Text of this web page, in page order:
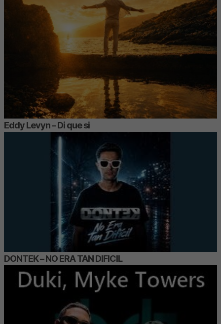
Eddy Levyn – Di que si
DONTEK – NO ERA TAN DIFICIL